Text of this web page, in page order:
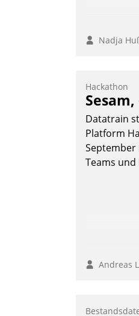
Nadja
Hackathon
Datatrain
Platform
September
Teams und
Andreas